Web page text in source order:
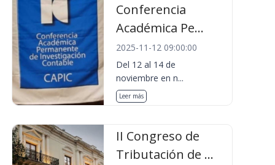
Conferencia
Académica Pe...
2025-11-12 09:00:00
Del 12 al 14 de
noviembre en n...
Leer más
II Congreso de
Tributación de ...